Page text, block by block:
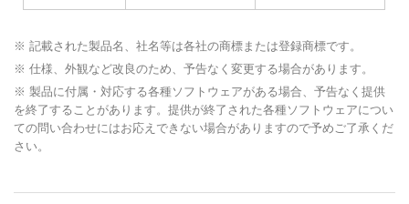
※ 記載された製品名、社名等は各社の商標または登録商標です。
※ 仕様、外観など改良のため、予告なく変更する場合があります。
※ 製品に付属・対応する各種ソフトウェアがある場合、予告なく提供
を終了することがあります。提供が終了された各種ソフトウェアについ
ての問い合わせにはお応えできない場合がありますので予めご了承くだ
さい。